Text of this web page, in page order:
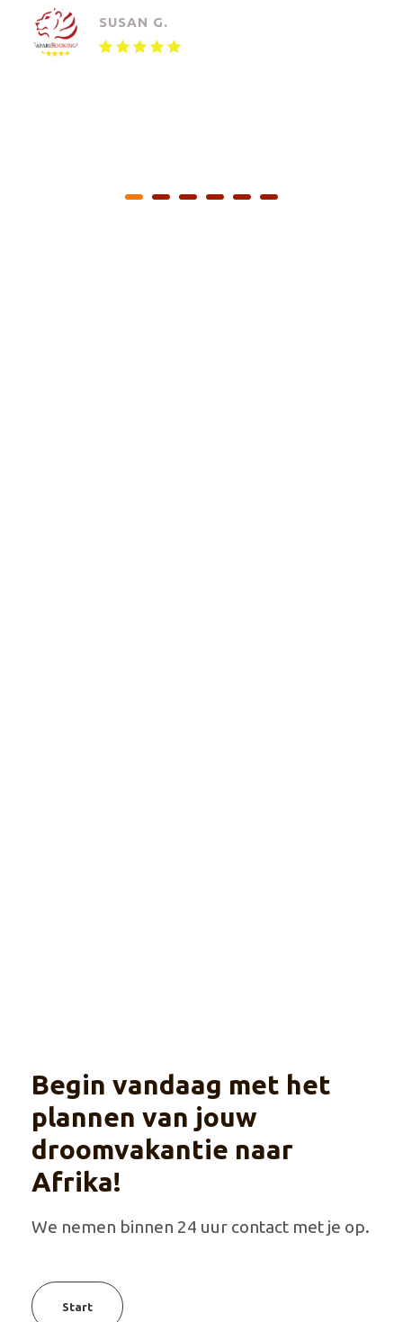
MAARTEN V.
Begin vandaag met het
plannen van jouw
droomvakantie naar
Afrika!
We nemen binnen 24 uur contact met je op.
Start